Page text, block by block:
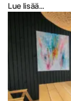
Lue lisää…